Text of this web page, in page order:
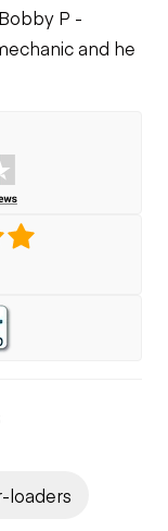
Bobby P -
and he
loaders